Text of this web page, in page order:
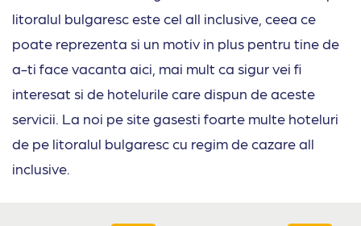
litoralul bulgaresc este cel all inclusive, ceea ce
poate reprezenta si un motiv in plus pentru tine de
a-ti face vacanta aici, mai mult ca sigur vei fi
interesat si de hotelurile care dispun de aceste
servicii. La noi pe site gasesti foarte multe hoteluri
de pe litoralul bulgaresc cu regim de cazare all
inclusive.